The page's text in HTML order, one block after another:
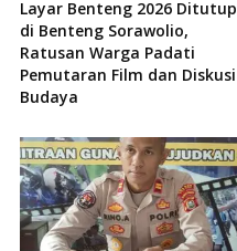
Layar Benteng 2026 Ditutup
di Benteng Sorawolio,
Ratusan Warga Padati
Pemutaran Film dan Diskusi
Budaya